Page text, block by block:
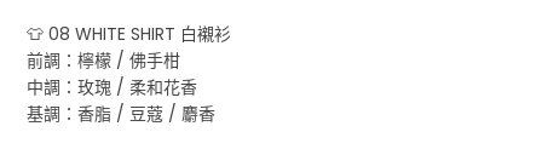
👕 08 WHITE SHIRT 白襯衫
前調：檸檬 / 佛手柑
中調：玫瑰 / 柔和花香
基調：香脂 / 豆蔻 / 麝香